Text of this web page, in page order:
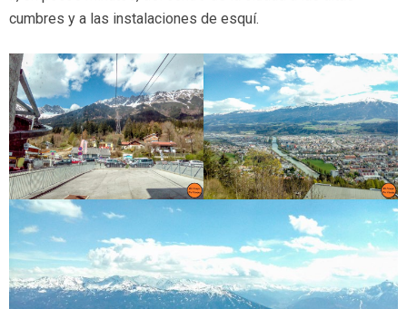
cumbres y a las instalaciones de esquí.